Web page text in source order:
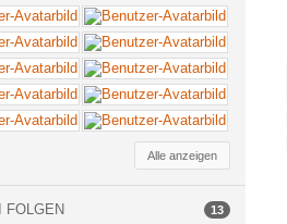
Alle anzeigen
FOLGEN 13